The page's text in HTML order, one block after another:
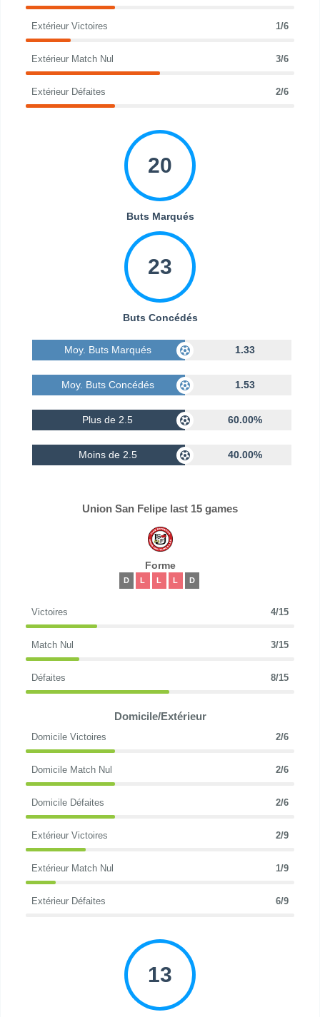
Extérieur Victoires 1/6
Extérieur Match Nul 3/6
Extérieur Défaites 2/6
20
Buts Marqués
23
Buts Concédés
Moy. Buts Marqués 1.33
Moy. Buts Concédés 1.53
Plus de 2.5 60.00%
Moins de 2.5 40.00%
Union San Felipe last 15 games
Forme
D L L L D
Victoires 4/15
Match Nul 3/15
Défaites 8/15
Domicile/Extérieur
Domicile Victoires 2/6
Domicile Match Nul 2/6
Domicile Défaites 2/6
Extérieur Victoires 2/9
Extérieur Match Nul 1/9
Extérieur Défaites 6/9
13